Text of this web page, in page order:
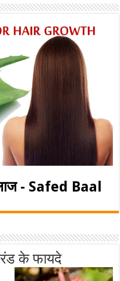
- Safed Baal
के फायदे